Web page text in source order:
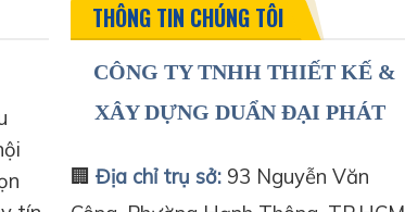
THÔNG TIN CHÚNG TÔI
CÔNG TY TNHH THIẾT KẾ &
XÂY DỰNG DUẨN ĐẠI PHÁT
🏢 Địa chỉ trụ sở: 93 Nguyễn Văn